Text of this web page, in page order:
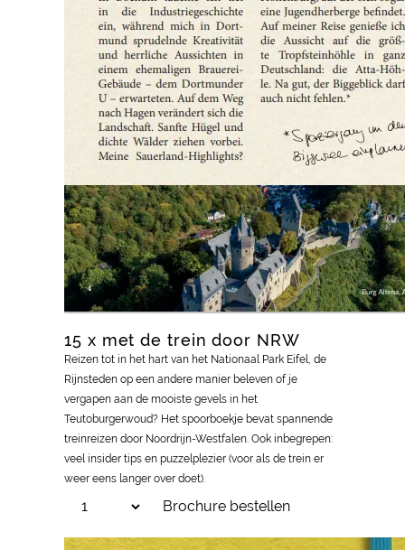
15 x met de trein door NRW
Reizen tot in het hart van het Nationaal Park Eifel, de
Rijnsteden op een andere manier beleven of je
vergapen aan de mooiste gevels in het
Teutoburgerwoud? Het spoorboekje bevat spannende
treinreizen door Noordrijn-Westfalen. Ook inbegrepen:
veel insider tips en puzzelplezier (voor als de trein er
weer eens langer over doet).
Brochure bestellen